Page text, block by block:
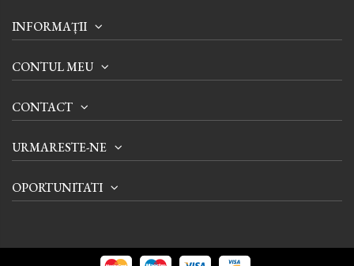
INFORMAȚII
CONTUL MEU
CONTACT
URMARESTE-NE
OPORTUNITATI